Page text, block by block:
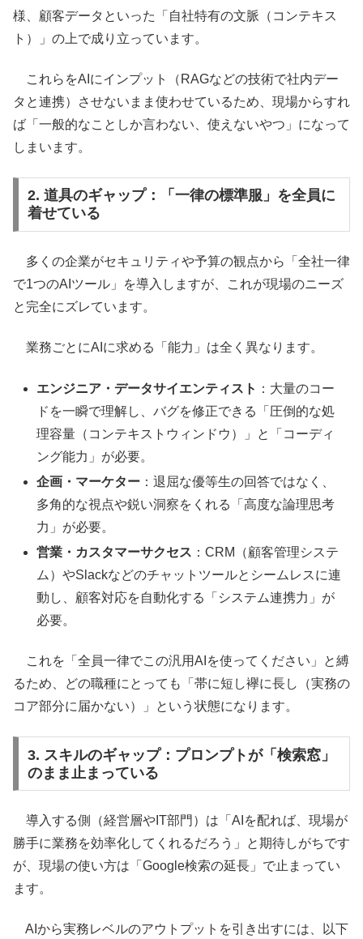
様、顧客データといった「自社特有の文脈（コンテキス
ト）」の上で成り立っています。
これらをAIにインプット（RAGなどの技術で社内デー
タと連携）させないまま使わせているため、現場からすれ
ば「一般的なことしか言わない、使えないやつ」になって
しまいます。
2. 道具のギャップ：「一律の標準服」を全員に
着せている
多くの企業がセキュリティや予算の観点から「全社一律
で1つのAIツール」を導入しますが、これが現場のニーズ
と完全にズレています。
業務ごとにAIに求める「能力」は全く異なります。
エンジニア・データサイエンティスト ：大量のコー
ドを一瞬で理解し、バグを修正できる「圧倒的な処
理容量（コンテキストウィンドウ）」と「コーディ
ング能力」が必要。
企画・マーケター ：退屈な優等生の回答ではなく、
多角的な視点や鋭い洞察をくれる「高度な論理思考
力」が必要。
営業・カスタマーサクセス ：CRM（顧客管理システ
ム）やSlackなどのチャットツールとシームレスに連
動し、顧客対応を自動化する「システム連携力」が
必要。
これを「全員一律でこの汎用AIを使ってください」と縛
るため、どの職種にとっても「帯に短し襷に長し（実務の
コア部分に届かない）」という状態になります。
3. スキルのギャップ：プロンプトが「検索窓」
のまま止まっている
導入する側（経営層やIT部門）は「AIを配れば、現場が
勝手に業務を効率化してくれるだろう」と期待しがちです
が、現場の使い方は「Google検索の延長」で止まってい
ます。
AIから実務レベルのアウトプットを引き出すには、以下